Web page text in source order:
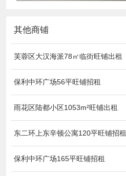
其他商铺
芙蓉区大汉海派78㎡临街旺铺出租
保利中环广场56平旺铺招租
雨花区陆都小区1053m²旺铺出租
东二环上东辛顿公寓120平旺铺招租
保利中环广场165平旺铺招租